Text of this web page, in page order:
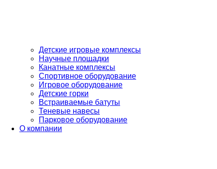
Детские игровые комплексы
Научные площадки
Канатные комплексы
Спортивное оборудование
Игровое оборудование
Детские горки
Встраиваемые батуты
Теневые навесы
Парковое оборудование
О компании